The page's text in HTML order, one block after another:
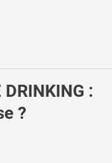
DRINKING :
?